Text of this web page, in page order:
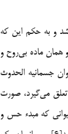
و به حكم اين كه
همان ماده بي‌روح و
جسمانيه الحدوث
تعلق مي‌گيرد، صورت
كه مبدء حس و